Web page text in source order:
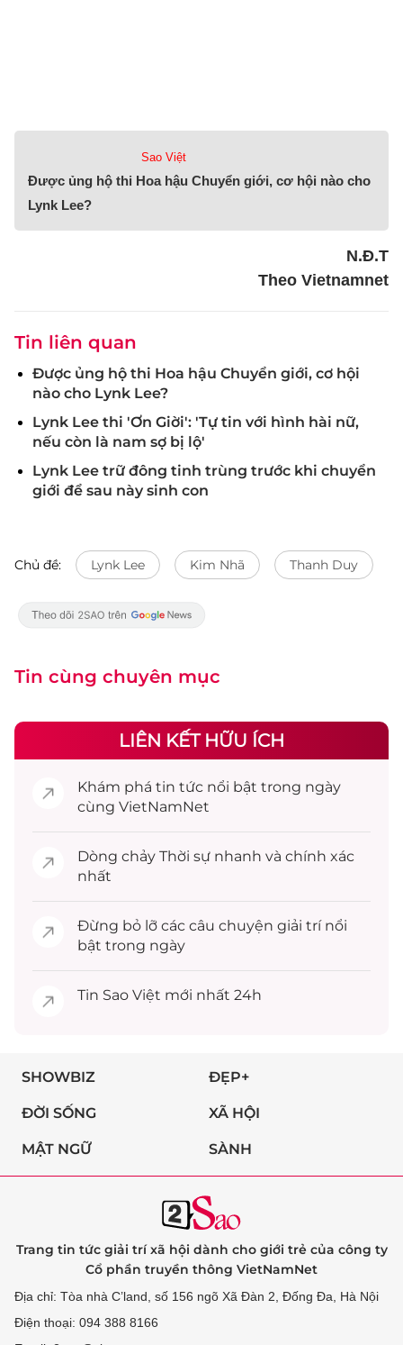
Sao Việt
Được ủng hộ thi Hoa hậu Chuyển giới, cơ hội nào cho
Lynk Lee?
N.Đ.T
Theo Vietnamnet
Tin liên quan
Được ủng hộ thi Hoa hậu Chuyển giới, cơ hội
nào cho Lynk Lee?
Lynk Lee thi 'Ơn Giời': 'Tự tin với hình hài nữ,
nếu còn là nam sợ bị lộ'
Lynk Lee trữ đông tinh trùng trước khi chuyển
giới để sau này sinh con
Chủ đề: Lynk Lee Kim Nhã Thanh Duy
Tin cùng chuyên mục
LIÊN KẾT HỮU ÍCH
Khám phá tin tức nổi bật trong ngày
cùng VietNamNet
Dòng chảy Thời sự nhanh và chính xác
nhất
Đừng bỏ lỡ các câu chuyện giải trínổi
bật trong ngày
Tin Sao Việt mới nhất 24h
SHOWBIZ ĐẸP+
ĐỜI SỐNG XÃ HỘI
MẬT NGỮ SÀNH
Trang tin tức giải trí xã hội dành cho giới trẻ của công ty
Cổ phần truyền thông VietNamNet
Địa chỉ: Tòa nhà C’land, số 156 ngõ Xã Đàn 2, Đống Đa, Hà Nội
Điện thoại: 094 388 8166